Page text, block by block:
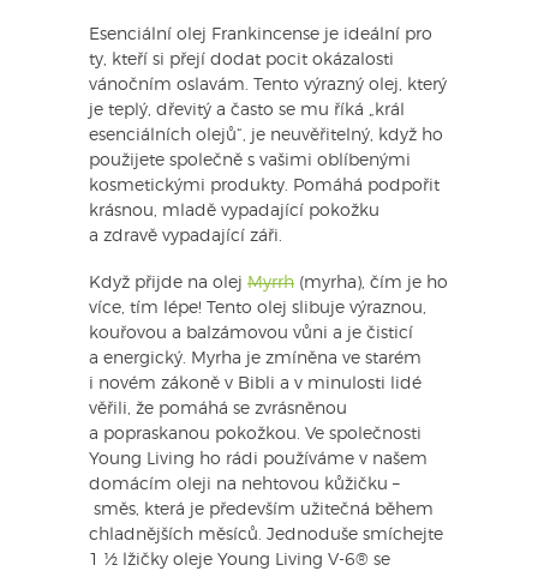
Esenciální olej Frankincense je ideální pro
ty, kteří si přejí dodat pocit okázalosti
vánočním oslavám. Tento výrazný olej, který
je teplý, dřevitý a často se mu říká „král
esenciálních olejů“, je neuvěřitelný, když ho
použijete společně s vašimi oblíbenými
kosmetickými produkty. Pomáhá podpořit
krásnou, mladě vypadající pokožku
a zdravě vypadající záři.
Když přijde na olej Myrrh (myrha), čím je ho
více, tím lépe! Tento olej slibuje výraznou,
kouřovou a balzámovou vůni a je čisticí
a energický. Myrha je zmíněna ve starém
i novém zákoně v Bibli a v minulosti lidé
věřili, že pomáhá se zvrásněnou
a popraskanou pokožkou. Ve společnosti
Young Living ho rádi používáme v našem
domácím oleji na nehtovou kůžičku –
směs, která je především užitečná během
chladnějších měsíců. Jednoduše smíchejte
1 ½ lžičky oleje Young Living V-6® se